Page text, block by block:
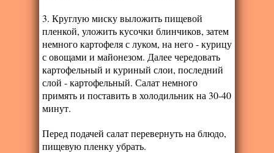
3. Круглую миску выложить пищевой
пленкой, уложить кусочки блинчиков, затем
немного картофеля с луком, на него - курицу
с овощами и майонезом. Далее чередовать
картофельный и куриный слои, последний
слой - картофельный. Салат немного
примять и поставить в холодильник на 30-40
минут.
Перед подачей салат перевернуть на блюдо,
пищевую пленку убрать.